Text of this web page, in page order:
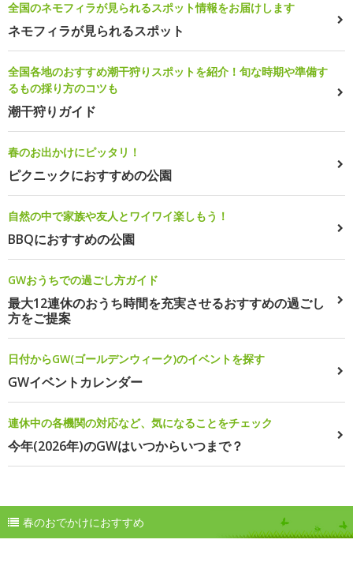
全国のネモフィラが見られるスポット情報をお届けします
ネモフィラが見られるスポット
全国各地のおすすめ潮干狩りスポットを紹介！旬な時期や準備す
るもの採り方のコツも
潮干狩りガイド
春のお出かけにピッタリ！
ピクニックにおすすめの公園
自然の中で家族や友人とワイワイ楽しもう！
BBQにおすすめの公園
GWおうちでの過ごし方ガイド
最大12連休のおうち時間を充実させるおすすめの過ごし
方をご提案
日付からGW(ゴールデンウィーク)のイベントを探す
GWイベントカレンダー
連休中の各機関の対応など、気になることをチェック
今年(2026年)のGWはいつからいつまで？
春のおでかけにおすすめ